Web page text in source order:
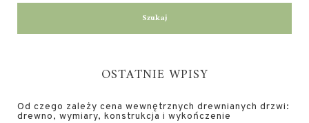
OSTATNIE WPISY
Od czego zależy cena wewnętrznych drewnianych drzwi:
drewno, wymiary, konstrukcja i wykończenie